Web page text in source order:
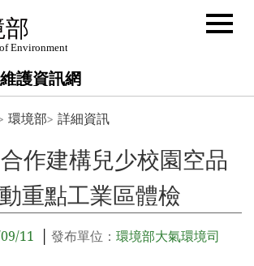
護資訊網
選
環境部 詳細資訊
作建構兒少校園空品
重點工業區體檢
11 發布單位： 環境部大氣環境司